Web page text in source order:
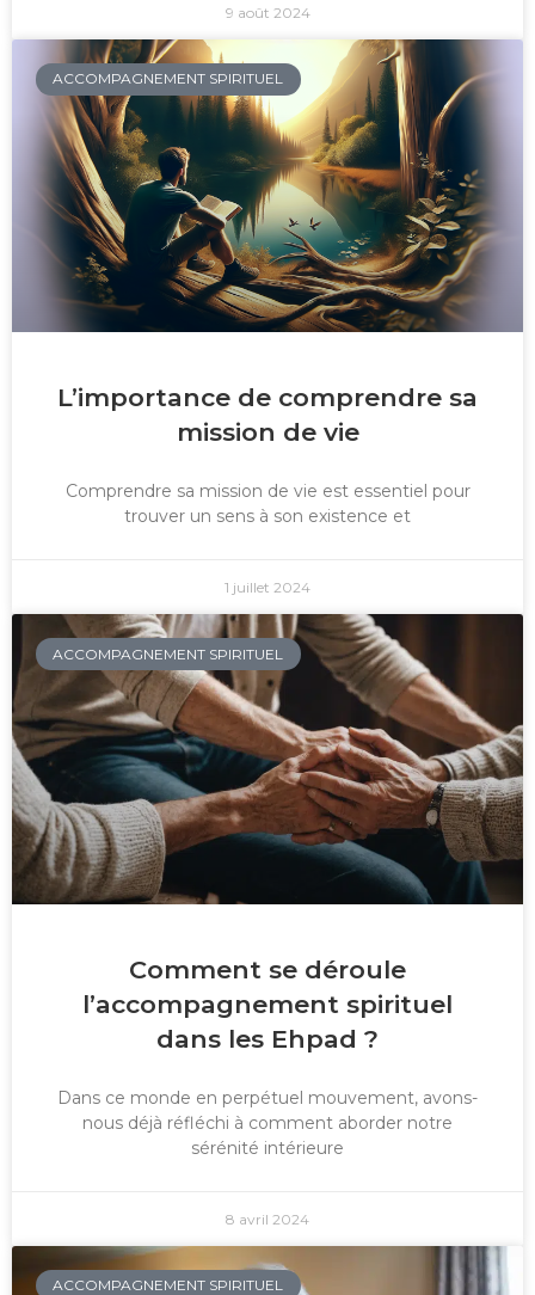
9 août 2024
ACCOMPAGNEMENT SPIRITUEL
L’importance de comprendre sa
mission de vie
Comprendre sa mission de vie est essentiel pour
trouver un sens à son existence et
1 juillet 2024
ACCOMPAGNEMENT SPIRITUEL
Comment se déroule
l’accompagnement spirituel
dans les Ehpad ?
Dans ce monde en perpétuel mouvement, avons-
nous déjà réfléchi à comment aborder notre
sérénité intérieure
8 avril 2024
ACCOMPAGNEMENT SPIRITUEL